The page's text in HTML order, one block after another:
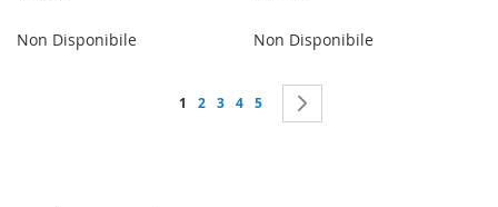
Non Disponibile Non Disponibile
Pagina
Attualmente stai leggendo la pagina
1 Pagina
2 Pagina
3 Pagina
4 Pagina
5